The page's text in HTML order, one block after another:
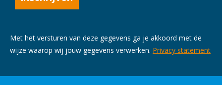
Met het versturen van deze gegevens ga je akkoord met de
wijze waarop wij jouw gegevens verwerken. Privacy statement